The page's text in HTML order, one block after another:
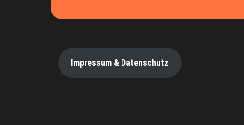
Impressum & Datenschutz